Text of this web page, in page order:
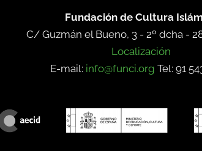
Fundación de Cultura
C/ Guzmán el Bueno, 3 - 2º dcha -
Localización
E-mail: info@funci.org Tel: 91